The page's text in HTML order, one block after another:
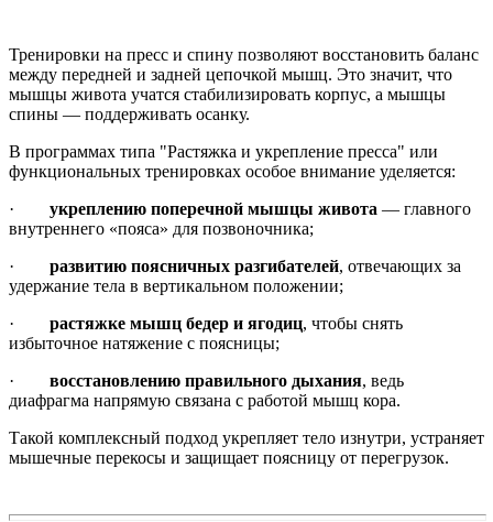
Тренировки на пресс и спину позволяют восстановить баланс
между передней и задней цепочкой мышц. Это значит, что
мышцы живота учатся стабилизировать корпус, а мышцы
спины — поддерживать осанку.
В программах типа "Растяжка и укрепление пресса" или
функциональных тренировках особое внимание уделяется:
· укреплению поперечной мышцы живота — главного
внутреннего «пояса» для позвоночника;
· развитию поясничных разгибателей, отвечающих за
удержание тела в вертикальном положении;
· растяжке мышц бедер и ягодиц, чтобы снять
избыточное натяжение с поясницы;
· восстановлению правильного дыхания, ведь
диафрагма напрямую связана с работой мышц кора.
Такой комплексный подход укрепляет тело изнутри, устраняет
мышечные перекосы и защищает поясницу от перегрузок.